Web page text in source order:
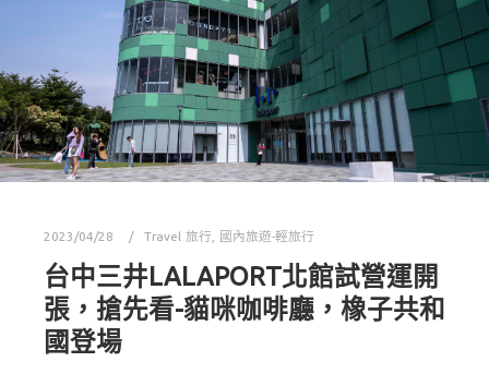
2023/04/28 Travel 旅行 國內旅遊-輕旅行
台中三井LALAPORT北館試營運開
張，搶先看-貓咪咖啡廳，橡子共和
國登場